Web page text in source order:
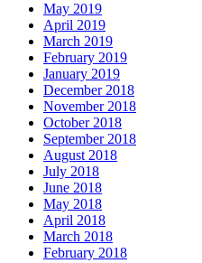
May 2019
April 2019
March 2019
February 2019
January 2019
December 2018
November 2018
October 2018
September 2018
August 2018
July 2018
June 2018
May 2018
April 2018
March 2018
February 2018